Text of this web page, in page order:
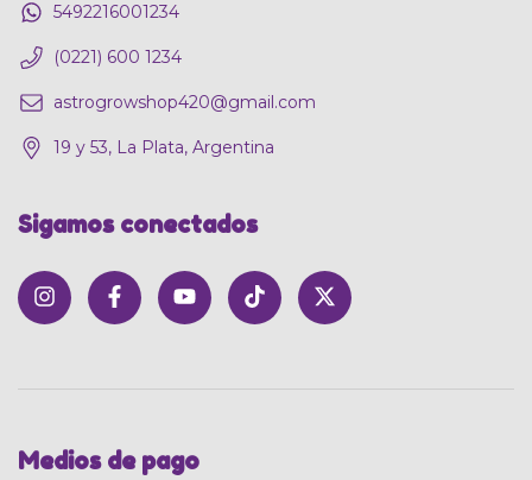
5492216001234
(0221) 600 1234
astrogrowshop420@gmail.com
19 y 53, La Plata, Argentina
Sigamos conectados
Medios de pago